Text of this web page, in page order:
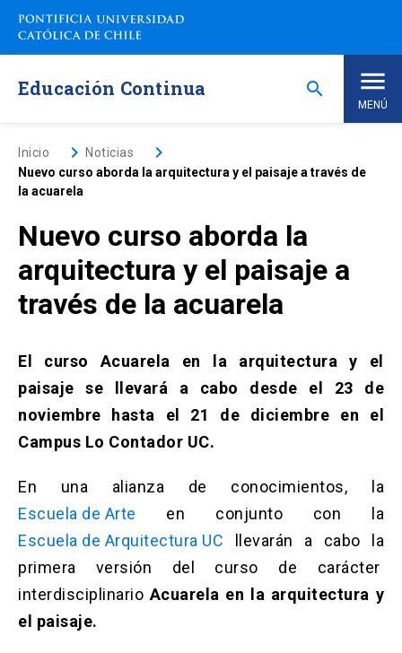
Saltar
contenido
Educación Continua search
MENÚ
Inicio
Nosotros
Programas de Estudio
Programas Corporativos
Noticias
enlace
se
nueva
pestaña)
Portal Empresas (El
se
abre
una
nueva
enlace
se
en
una
Biblioteca launch
(El
enlace
se
Mi Portal UC launch
(El
Inicio keyboard_arrow_rightNoticias keyboard_arrow_right
Nuevo curso aborda la arquitectura y el paisaje a través de
la acuarela
Nuevo curso aborda la
arquitectura y el paisaje a
través de la acuarela
El curso Acuarela en la arquitectura y el
paisaje se llevará a cabo desde el 23 de
noviembre hasta el 21 de diciembre en el
Campus Lo Contador UC.
En una alianza de conocimientos, la
Escuela de Arte en conjunto con la
Escuela de Arquitectura UC llevarán a cabo la
primera versión del curso de carácter
interdisciplinario Acuarela en la arquitectura y
el paisaje.